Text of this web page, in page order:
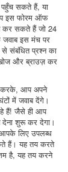
पहुँच सकते हैं, या
इस फोरम ऑफ
कर सकते हैं जो 24
जवाब इस मंच पर
से संबंधित प्रश्न का
और ब्राउज़ कर
करके, आप अपने
में जवाब देंगे।
हैं! जैसे ही आप
देना शुरू कर देगा।
आपके लिए उपलब्ध
हैं। यह तय करते
है, यह तय करने